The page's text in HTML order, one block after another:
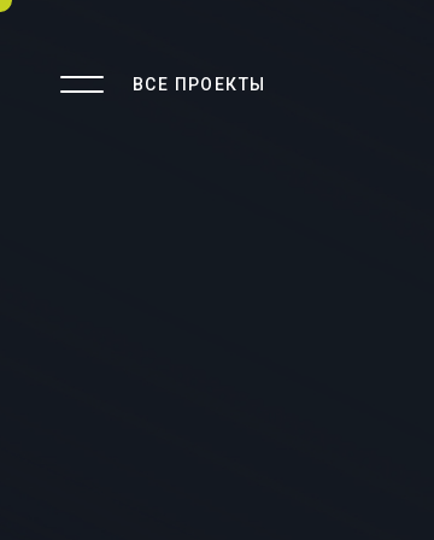
ВСЕ ПРОЕКТЫ